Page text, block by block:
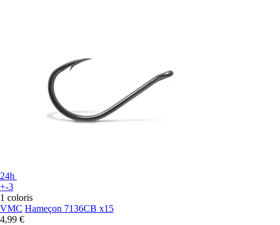
24h
+-3
1 coloris
VMC Hameçon 7136CB x15
4,99 €